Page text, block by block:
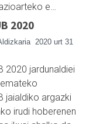
e…
2020
2020 urt 31
2020 jardunaldiei
jaialdiko argazki
irudi hoberenen